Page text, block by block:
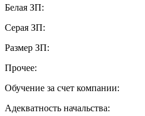
Белая ЗП:
Серая ЗП:
Размер ЗП:
Прочее:
Обучение за счет компании:
Адекватность начальства: